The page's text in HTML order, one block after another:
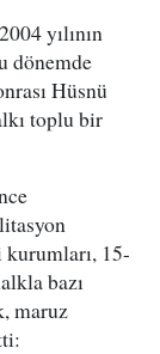
yılının
dönemde
Hüsnü
toplu bir
15-
bazı
maruz